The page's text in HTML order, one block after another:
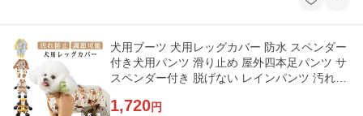
犬用ブーツ 犬用レッグカバー 防水 スペンダー
付き犬用パンツ 滑り止め 屋外四本足パンツ サ
スペンダー付き 脱げない レインパンツ 汚れ防
1,720円